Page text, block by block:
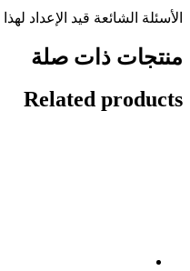
الأسئلة الشائعة قيد الإعداد لهذا
منتجات ذات صلة
Related products